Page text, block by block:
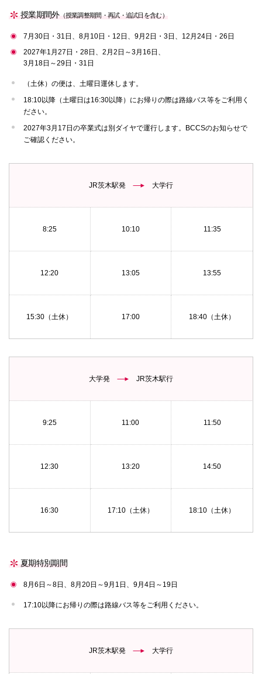
授業期間外（授業調整期間・再試・追試日を含む）
7月30日・31日、8月10日・12日、9月2日・3日、12月24日・26日
2027年1月27日・28日、2月2日～3月16日、
3月18日～29日・31日
（土休）の便は、土曜日運休します。
18:10以降（土曜日は16:30以降）にお帰りの際は路線バス等をご利用く
ださい。
2027年3月17日の卒業式は別ダイヤで運行します。BCCSのお知らせで
ご確認ください。
JR茨木駅発 大学行
8:25 10:10 11:35
12:20 13:05 13:55
15:30（土休） 17:00 18:40（土休）
大学発 JR茨木駅行
9:25 11:00 11:50
12:30 13:20 14:50
16:30 17:10（土休） 18:10（土休）
夏期特別期間
8月6日～8日、8月20日～9月1日、9月4日～19日
17:10以降にお帰りの際は路線バス等をご利用ください。
JR茨木駅発 大学行